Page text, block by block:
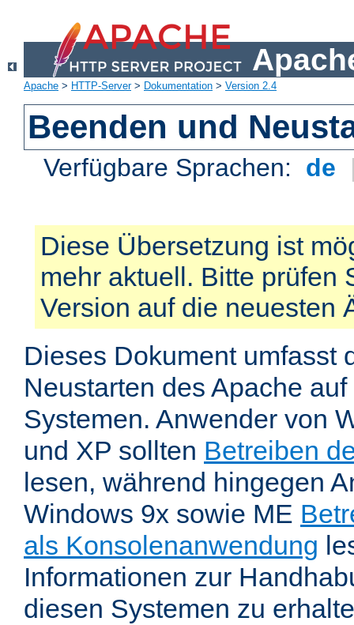
Apache > HTTP-Server> Dokumentation > Version 2.4
Beenden und
Verfügbare Sprachen: de
Diese Übersetzung ist
mehr aktuell. Bitte prüfen
Version auf die neuesten
Dieses Dokument umfasst
Neustarten des Apache
Systemen. Anwender von
und XP sollten Betreiben
lesen, während hingegen
Windows 9x sowie ME
als Konsolenanwendung
Informationen zur
diesen Systemen zu